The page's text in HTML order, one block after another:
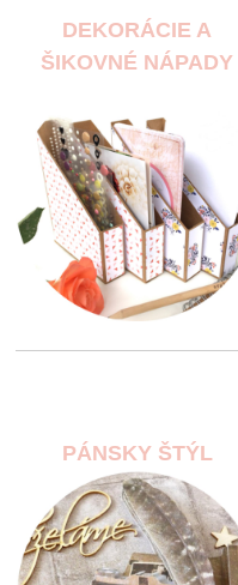
DEKORÁCIE A
ŠIKOVNÉ NÁPADY
PÁNSKY ŠTÝL